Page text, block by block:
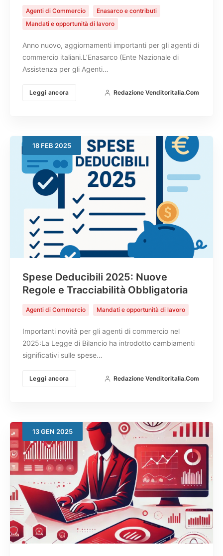
Agenti di Commercio
Enasarco e contributi
Mandati e opportunità di lavoro
Anno nuovo, aggiornamenti importanti per gli agenti di
commercio italiani.L’Enasarco (Ente Nazionale di
Assistenza per gli Agenti…
Leggi ancora Redazione Venditoritalia.com
18 FEB 2025
Spese Deducibili 2025: Nuove
Regole e Tracciabilità Obbligatoria
Agenti di Commercio Mandati e opportunità di lavoro
Importanti novità per gli agenti di commercio nel
2025:La Legge di Bilancio ha introdotto cambiamenti
significativi sulle spese…
Leggi ancora Redazione Venditoritalia.com
13GEN 2025